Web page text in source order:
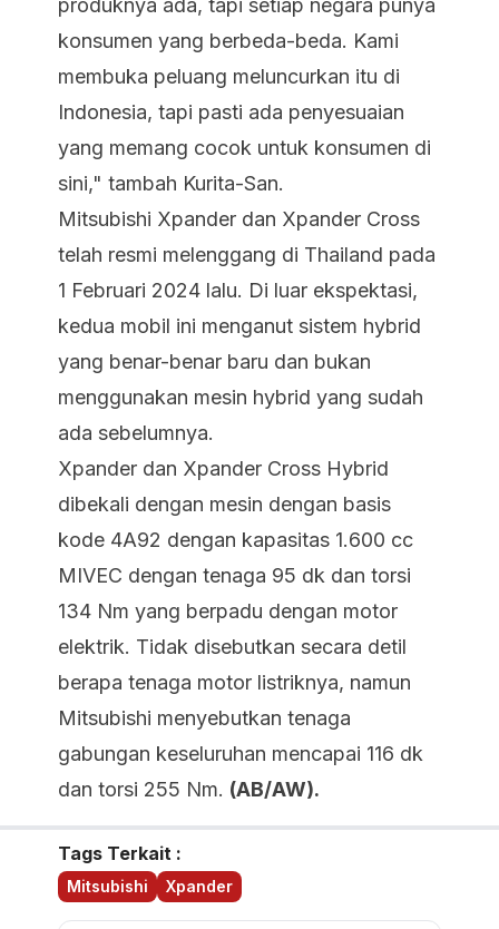
produknya ada, tapi setiap negara punya
konsumen yang berbeda-beda. Kami
membuka peluang meluncurkan itu di
Indonesia, tapi pasti ada penyesuaian
yang memang cocok untuk konsumen di
sini," tambah Kurita-San.
Mitsubishi Xpander dan Xpander Cross
telah resmi melenggang di Thailand pada
1 Februari 2024 lalu. Di luar ekspektasi,
kedua mobil ini menganut sistem hybrid
yang benar-benar baru dan bukan
menggunakan mesin hybrid yang sudah
ada sebelumnya.
Xpander dan Xpander Cross Hybrid
dibekali dengan mesin dengan basis
kode 4A92 dengan kapasitas 1.600 cc
MIVEC dengan tenaga 95 dk dan torsi
134 Nm yang berpadu dengan motor
elektrik. Tidak disebutkan secara detil
berapa tenaga motor listriknya, namun
Mitsubishi menyebutkan tenaga
gabungan keseluruhan mencapai 116 dk
dan torsi 255 Nm. (AB/AW).
Tags Terkait :
Mitsubishi Xpander